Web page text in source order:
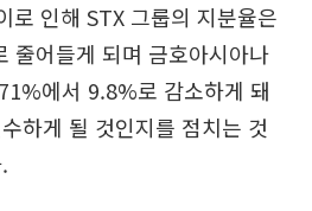
로 인해 STX 그룹의 지분율은
줄어들게 되며 금호아시아나
에서 9.8%로 감소하게 돼
하게 될 것인지를 점치는 것